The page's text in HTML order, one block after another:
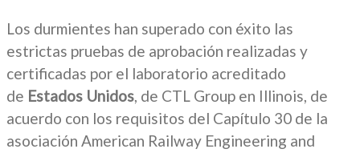
Los durmientes han superado con éxito las
estrictas pruebas de aprobación realizadas y
certificadas por el laboratorio acreditado
de Estados Unidos, de CTL Group en Illinois, de
acuerdo con los requisitos del Capítulo 30 de la
asociación American Railway Engineering and